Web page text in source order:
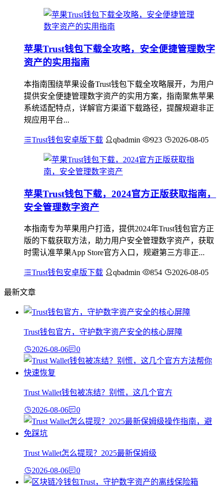
苹果Trust钱包下载全攻略，安全便捷管理数字
资产的实用指南
本指南围绕苹果设备Trust钱包下载全攻略展开，为用户
提供安全便捷管理数字资产的实用方案，指南聚焦苹果
系统适配特点，详解官方渠道下载路径，提醒规避非正
规应用平台...
Trust钱包安卓版下载 qbadmin 923 2026-08-05
苹果Trust钱包下载，2024官方正版获取指南，
安全管理数字资产
本指南专为苹果用户打造，提供2024年Trust钱包官方正
版的下载获取方法，助力用户安全管理数字资产，获取
时需认准苹果App Store官方入口，规避第三方非正...
Trust钱包安卓版下载 qbadmin 854 2026-08-05
最新文章
Trust钱包官方，守护数字资产安全的核心屏障
2026-08-06 0
Trust Wallet钱包被冻结？别慌，这几个官方
2026-08-06 0
Trust Wallet怎么提现？2025最新保姆级
2026-08-06 0